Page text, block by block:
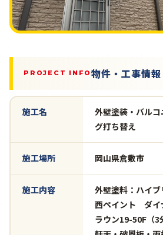
PROJECT INFO物件・工事情報
施工名
外壁塗装・バル
グ打ち替え
施工場所 岡山県倉敷市
施工内容
外壁塗料：ハイ
西ペイント ダ
ラウン19-50F（3